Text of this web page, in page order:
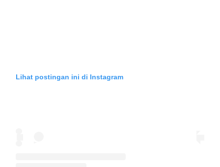
Lihat postingan ini di Instagram